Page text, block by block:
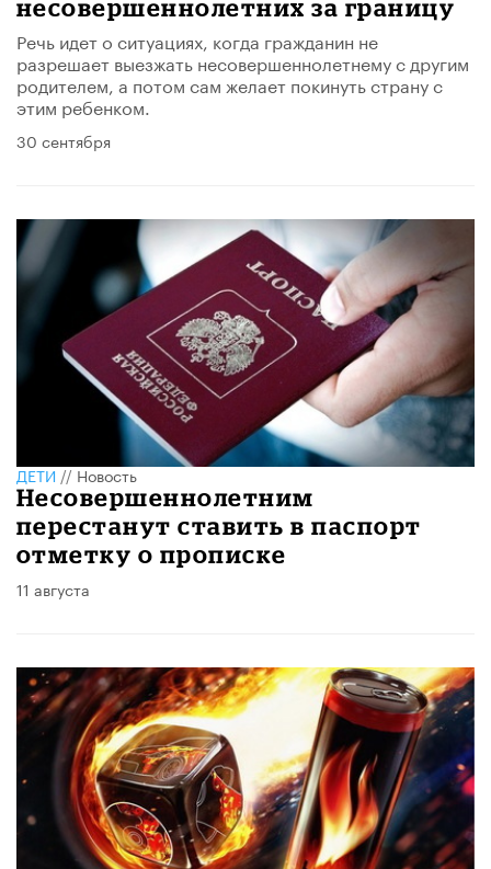
несовершеннолетних за границу
Речь идет о ситуациях, когда гражданин не
разрешает выезжать несовершеннолетнему с другим
родителем, а потом сам желает покинуть страну с
этим ребенком.
30 сентября
ДЕТИ//Новость
Несовершеннолетним
перестанут ставить в паспорт
отметку о прописке
11 августа